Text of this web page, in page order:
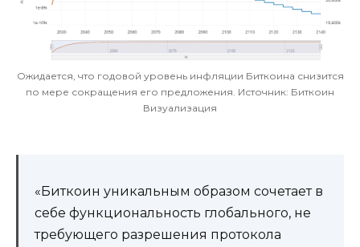
Ожидается, что годовой уровень инфляции Биткоина снизится
по мере сокращения его предложения. Источник: Биткоин
Визуализация
«Биткоин уникальным образом сочетает в
себе функциональность глобального, не
требующего разрешения протокола